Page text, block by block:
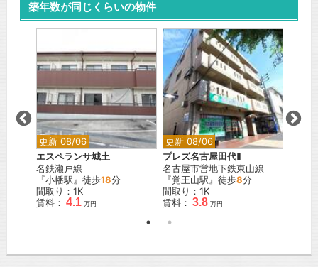
築年数が同じくらいの物件
更新 08/06
エスペランサ城土
名鉄瀬戸線
『小幡駅』徒歩18分
間取り：1K
賃料： 4.1 万円
更新 08/06
プレズ名古屋田代Ⅱ
名古屋市営地下鉄東山線
『覚王山駅』徒歩8分
間取り：1K
賃料： 3.8 万円